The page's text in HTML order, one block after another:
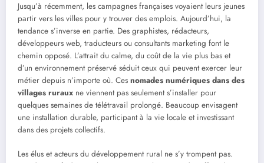
Jusqu’à récemment, les campagnes françaises voyaient leurs jeunes
partir vers les villes pour y trouver des emplois. Aujourd’hui, la
tendance s’inverse en partie. Des graphistes, rédacteurs,
développeurs web, traducteurs ou consultants marketing font le
chemin opposé. L’attrait du calme, du coût de la vie plus bas et
d’un environnement préservé séduit ceux qui peuvent exercer leur
métier depuis n’importe où. Ces nomades numériques dans des
villages ruraux ne viennent pas seulement s’installer pour
quelques semaines de télétravail prolongé. Beaucoup envisagent
une installation durable, participant à la vie locale et investissant
dans des projets collectifs.
Les élus et acteurs du développement rural ne s’y trompent pas.